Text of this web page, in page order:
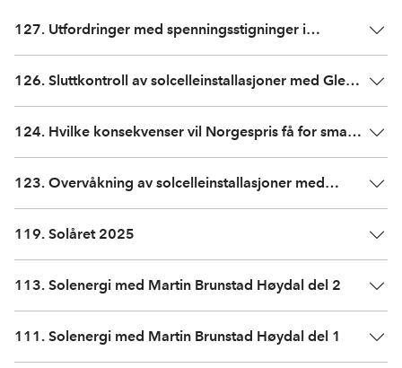
127. Utfordringer med spenningsstigninger i
126. Sluttkontroll av solcelleinstallasjoner med Glenn
124. Hvilke konsekvenser vil Norgespris få for smarte
123. Overvåkning av solcelleinstallasjoner med
119. Solåret 2025
113. Solenergi med Martin Brunstad Høydal del 2
111. Solenergi med Martin Brunstad Høydal del 1